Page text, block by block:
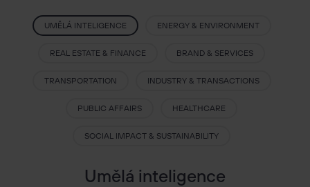
UMĚLÁ INTELIGENCE ENERGY & ENVIRONMENT
REAL ESTATE & FINANCE BRAND & SERVICES
TRANSPORTATION INDUSTRY & TRANSACTIONS
PUBLIC AFFAIRS HEALTHCARE
SOCIAL IMPACT & SUSTAINABILITY
Umělá inteligence